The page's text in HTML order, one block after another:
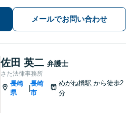
件・交通事故の専門弁護士があなたの
お悩みを解決いたします。一人で悩ま
ずに新たな一歩をわたしたちと。
メールでお問い合わせ
佐田 英二 弁護士
さた法律事務所
長崎
県
長崎
市
めがね橋駅 から徒歩2
分